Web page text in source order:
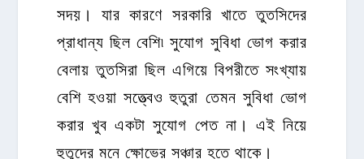
সদয়। যার কারণে সরকারি খাতে তুতসিদের
প্রাধান্য ছিল বেশি৷ সুযোগ সুবিধা ভোগ করার
বেলায় তুতসিরা ছিল এগিয়ে বিপরীতে সংখ্যায়
বেশি হওয়া সত্ত্বেও হুতুরা তেমন সুবিধা ভোগ
করার খুব একটা সুযোগ পেত না। এই নিয়ে
হুতুদের মনে ক্ষোভের সঞ্চার হতে থাকে।